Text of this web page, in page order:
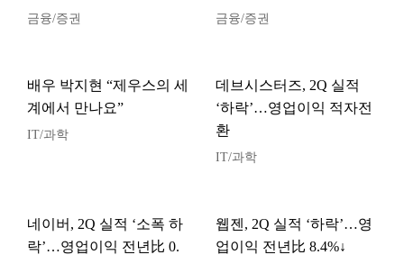
금융/증권 금융/증권
배우 박지현 “제우스의 세
계에서 만나요”
IT/과학
데브시스터즈, 2Q 실적
‘하락’…영업이익 적자전
환
IT/과학
네이버, 2Q 실적 ‘소폭 하
락’…영업이익 전년比 0.
웹젠, 2Q 실적 ‘하락’…영
업이익 전년比 8.4%↓